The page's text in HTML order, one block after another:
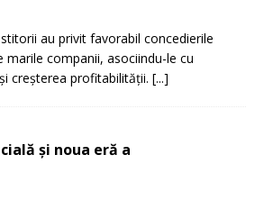
au privit favorabil concedierile
marile companii, asociindu-le cu
creșterea profitabilității. [...]
și noua eră a